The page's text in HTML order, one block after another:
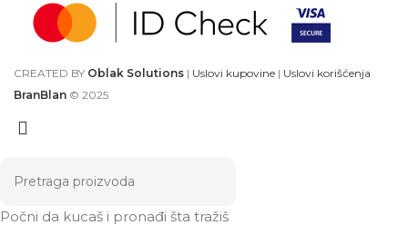
CREATED BY Oblak Solutions | Uslovi kupovine | Uslovi korišćenja
BranBlan © 2025
Počni da kucaš i pronađi šta tražiš